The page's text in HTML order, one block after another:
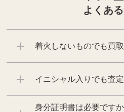
よくあ
着火しないものでも買
イニシャル入りでも査
身分証明書は必要です